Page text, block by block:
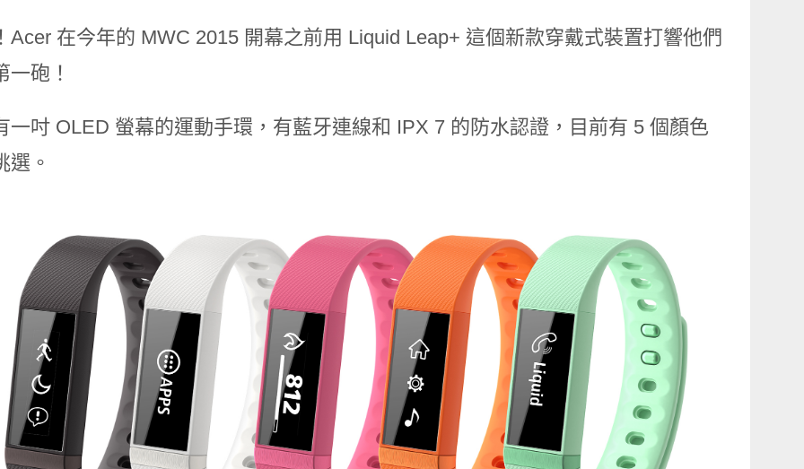
Acer 在今年的 MWC 2015 開幕之前用 Liquid Leap+ 這個新款穿戴式裝置打響他們
一砲！
一吋 OLED 螢幕的運動手環，有藍牙連線和 IPX 7 的防水認證，目前有 5 個顏色
選。